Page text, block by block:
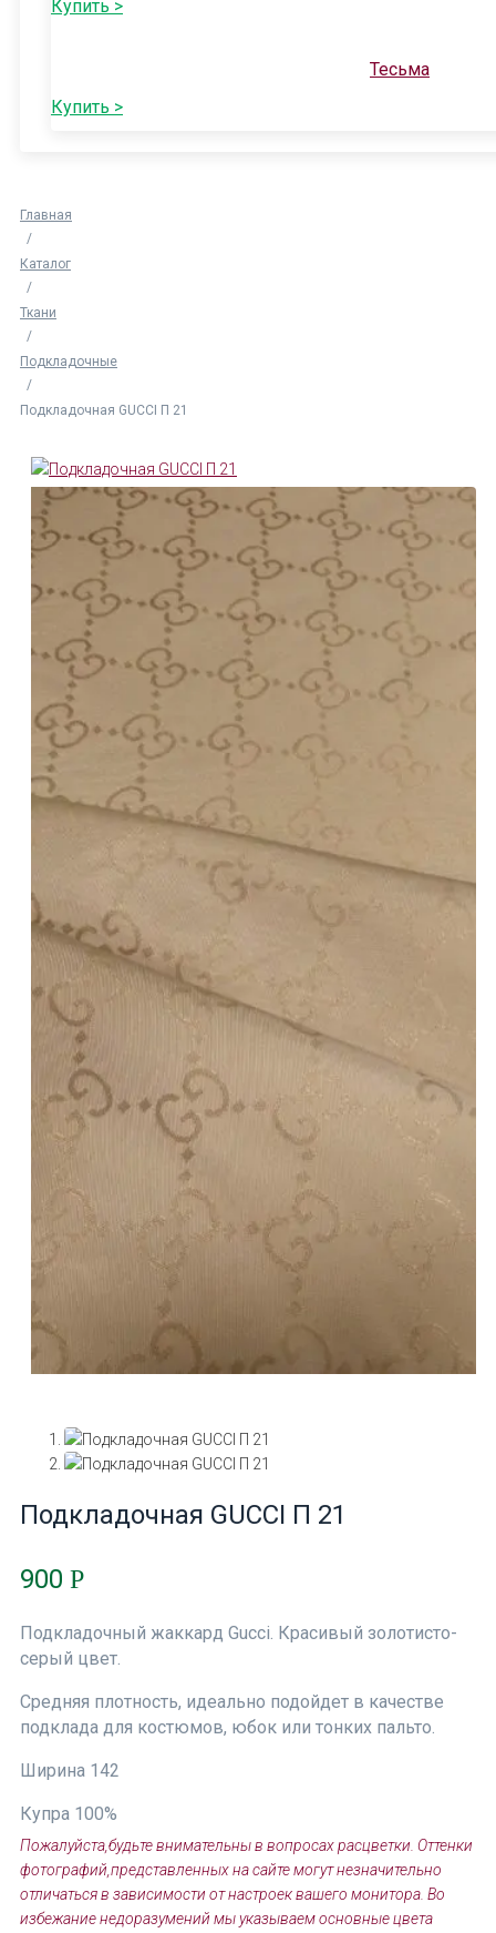
Купить >
Тесьма
Купить >
Главная
/
Каталог
/
Ткани
/
Подкладочные
/
Подкладочная GUCCI П 21
Подкладочная GUCCI П 21
900 Р
Подкладочный жаккард Gucci. Красивый золотисто-
серый цвет.
Средняя плотность, идеально подойдет в качестве
подклада для костюмов, юбок или тонких пальто.
Ширина 142
Купра 100%
Пожалуйста,будьте внимательны в вопросах расцветки. Оттенки
фотографий,представленных на сайте могут незначительно
отличаться в зависимости от настроек вашего монитора. Во
избежание недоразумений мы указываем основные цвета